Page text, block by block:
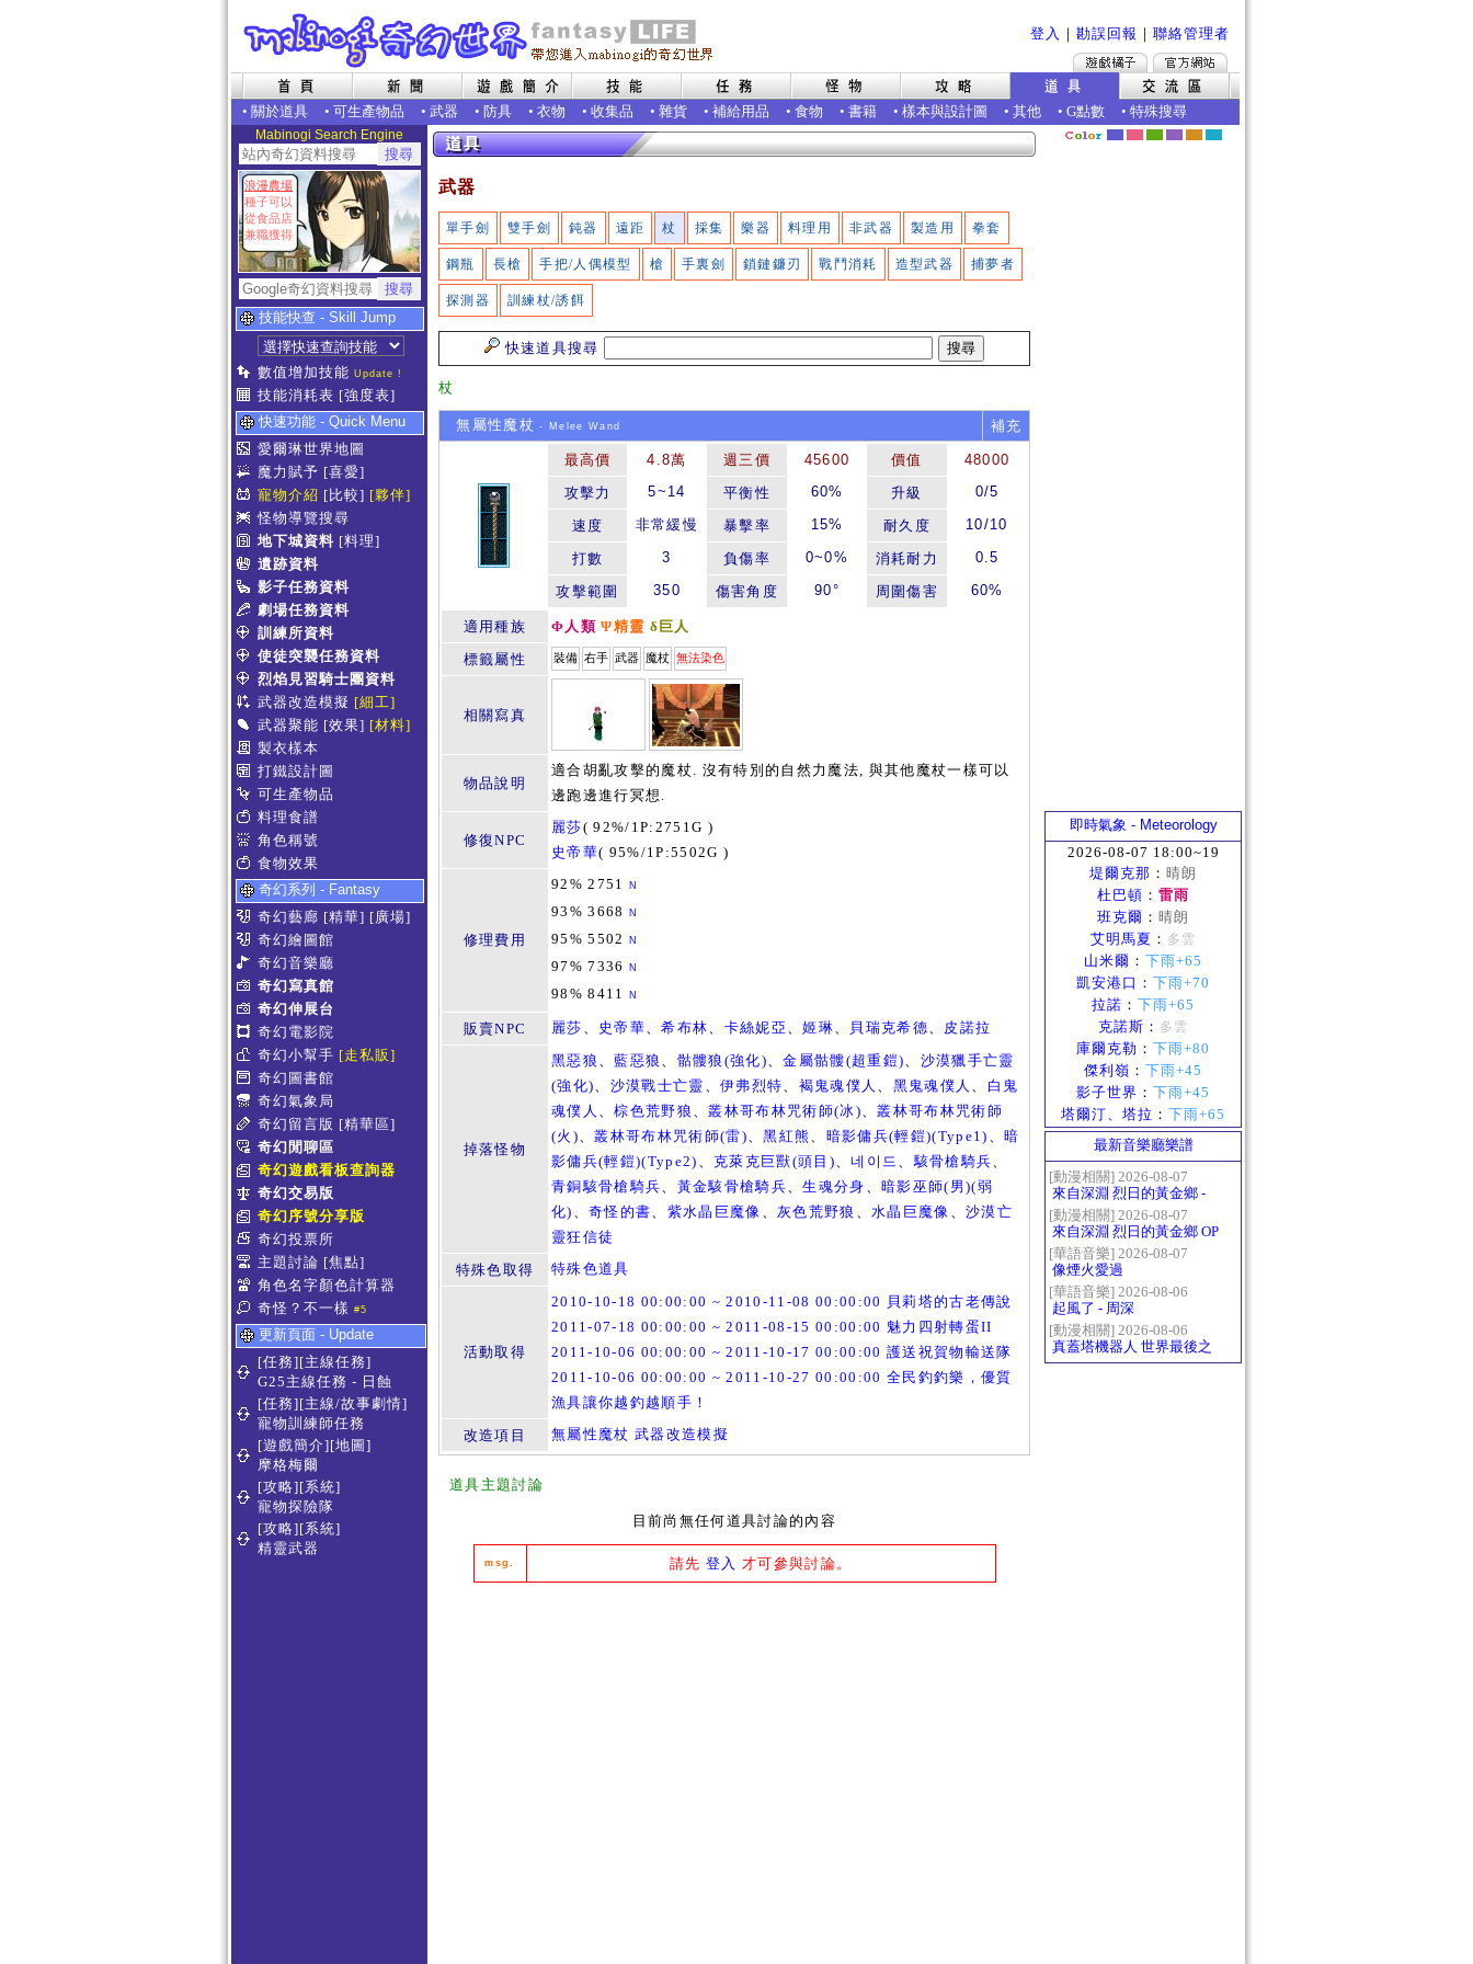
登入 ｜ 勘誤回報 ｜ 聯絡管理者
• 關於道具 • 可生產物品 • 武器 • 防具 • 衣物 • 收集品 • 雜貨 • 補給用品 • 食物 • 書籍 • 樣本與設計圖 • 其他 • G點數 • 特殊搜尋
Mabinogi Search Engine
浪漫農場
種子可以
從食品店
兼職獲得
技能快查 - Skill Jump
數值增加技能 Update !
技能消耗表 [強度表]
快速功能 - Quick Menu
愛爾琳世界地圖
魔力賦予 [喜愛]
寵物介紹 [比較] [夥伴]
怪物導覽搜尋
地下城資料 [料理]
遺跡資料
影子任務資料
劇場任務資料
訓練所資料
使徒突襲任務資料
烈焰見習騎士團資料
武器改造模擬 [細工]
武器聚能 [效果] [材料]
製衣樣本
打鐵設計圖
可生產物品
料理食譜
角色稱號
食物效果
奇幻系列 - Fantasy
奇幻藝廊 [精華] [廣場]
奇幻繪圖館
奇幻音樂廳
奇幻寫真館
奇幻伸展台
奇幻電影院
奇幻小幫手 [走私販]
奇幻圖書館
奇幻氣象局
奇幻留言版 [精華區]
奇幻閒聊區
奇幻遊戲看板查詢器
奇幻交易版
奇幻序號分享版
奇幻投票所
主題討論 [焦點]
角色名字顏色計算器
奇怪？不一樣 #5
更新頁面 - Update
[任務][主線任務]
G25主線任務 - 日蝕
[任務][主線/故事劇情]
寵物訓練師任務
[遊戲簡介][地圖]
摩格梅爾
[攻略][系統]
寵物探險隊
[攻略][系統]
精靈武器
武器
單手劍 雙手劍 鈍器 遠距 杖 採集 樂器 料理用 非武器 製造用 拳套
鋼瓶 長槍 手把/人偶模型 槍 手裏劍 鎖鏈鐮刃 戰鬥消耗 造型武器 捕夢者
探測器 訓練杖/誘餌
快速道具搜尋
杖
無屬性魔杖 - Melee Wand 補充
最高價 4.8萬 週三價 45600 價值
48000
攻擊力
5~14 平衡性 60% 升級 0/5
速度 非常緩慢 暴擊率 15% 耐久度 10/10
打數 3 負傷率 0~0% 消耗耐力 0.5
攻擊範圍 350 傷害角度 90° 周圍傷害 60%
適用種族 Φ人類 Ψ精靈 δ巨人
標籤屬性
裝備 右手 武器 魔杖 無法染色
相關寫真
物品說明
適合胡亂攻擊的魔杖. 沒有特別的自然力魔法, 與其他魔杖一樣可以
邊跑邊進行冥想.
修復NPC
麗莎(92%/1P:2751G )
史帝華( 95%/1P:5502G )
修理費用
92% 2751 N
93% 3668 N
95% 5502 N
97% 7336 N
98% 8411 N
販賣NPC 麗莎 、 史帝華、希布林、 卡絲妮亞 、姬琳、 貝瑞克希德、 皮諾拉
掉落怪物
黑惡狼 、藍惡狼 、 骷髏狼(強化)、金屬骷髏(超重鎧)、 沙漠獵手亡靈
(強化)、 沙漠戰士亡靈 、伊弗烈特、 褐鬼魂僕人 、 黑鬼魂僕人 、 白鬼
魂僕人 、棕色荒野狼 、叢林哥布林咒術師(冰)、叢林哥布林咒術師
(火)、叢林哥布林咒術師(雷)、黑紅熊 、 暗影傭兵(輕鎧)(Type1) 、暗
影傭兵(輕鎧)(Type2) 、克萊克巨獸(頭目)、네이드 、駭骨槍騎兵、
青銅駭骨槍騎兵、 黃金駭骨槍騎兵、生魂分身 、暗影巫師(男)(弱
化) 、奇怪的書、 紫水晶巨魔像 、灰色荒野狼 、水晶巨魔像 、沙漠亡
靈狂信徒
特殊色取得
特殊色道具
活動取得
2010-10-18 00:00:00 ~ 2010-11-08 00:00:00 貝莉塔的古老傳說
2011-07-18 00:00:00 ~ 2011-08-15 00:00:00 魅力四射轉蛋II
2011-10-06 00:00:00 ~ 2011-10-17 00:00:00 護送祝賀物輸送隊
2011-10-06 00:00:00 ~ 2011-10-27 00:00:00 全民釣釣樂，優質
漁具讓你越釣越順手！
改造項目
無屬性魔杖 武器改造模擬
道具主題討論
目前尚無任何道具討論的內容
msg. 請先 登入 才可參與討論。
即時氣象 - Meteorology
2026-08-07 18:00~19
堤爾克那 ： 晴朗
杜巴頓 ： 雷雨
班克爾 ： 晴朗
艾明馬夏 ： 多雲
山米爾 ： 下雨+65
凱安港口 ： 下雨+70
拉諾 ： 下雨+65
克諾斯 ： 多雲
庫爾克勒 ： 下雨+80
傑利嶺 ： 下雨+45
影子世界 ： 下雨+45
塔爾汀、塔拉 ： 下雨+65
最新音樂廳樂譜
[動漫相關] 2026-08-07
來自深淵 烈日的黃金鄉 -
Gravity
[動漫相關] 2026-08-07
來自深淵 烈日的黃金鄉 OP
- かたち(Katachi)
[華語音樂] 2026-08-07
像煙火愛過
[華語音樂] 2026-08-06
起風了 - 周深
[動漫相關] 2026-08-06
真蓋塔機器人 世界最後之
日OP2 HEATS